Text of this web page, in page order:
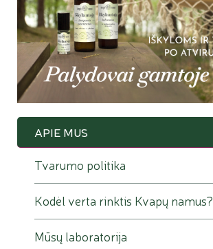
APIE MUS
Tvarumo politika
Kodėl verta rinktis Kvapų namus?
Mūsų laboratorija